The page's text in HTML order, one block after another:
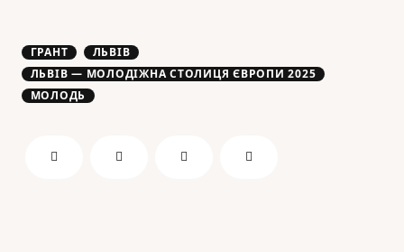
ГРАНТ
ЛЬВІВ
ЛЬВІВ — МОЛОДІЖНА СТОЛИЦЯ ЄВРОПИ 2025
МОЛОДЬ